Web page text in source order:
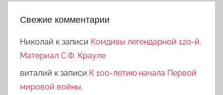
Свежие комментарии
Николай к записи Комдивы легендарной 120-й.
Материал С.Ф. Крауле
виталий к записи К 100-летию начала Первой
мировой войны.